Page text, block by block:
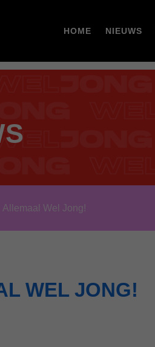
HOME NIEUWS
Allemaal Wel Jong!
WEL JONG!